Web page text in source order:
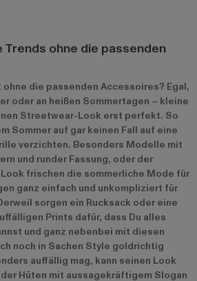
Trends ohne die passenden
die passenden Accessoires? Egal,
oder an heißen Sommertagen – kleine
Streetwear-Look erst perfekt. So
Sommer auf gar keinen Fall auf eine
verzichten. Besonders Modelle mit
und runder Fassung, oder der
frischen die sommerliche Mode für
ganz einfach und unkompliziert für
sorgen ein Rucksack oder eine
Prints dafür, dass Du alles
und ganz nebenbei mit diesen
noch in Sachen Style goldrichtig
auffällig mag, kann seinen Look
Hüten mit aussagekräftigem Slogan